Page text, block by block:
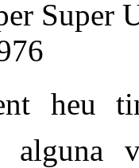
Super
heu
alguna